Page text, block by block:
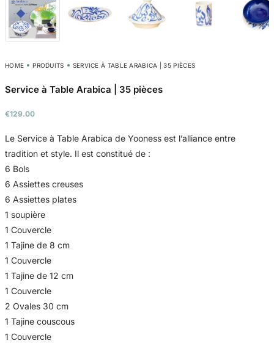
HOME PRODUITS SERVICE À TABLE ARABICA | 35 PIÈCES
Service à Table Arabica | 35 pièces
€129.00
Le Service à Table Arabica de Yooness est l’alliance entre
tradition et style. Il est constitué de :
6 Bols
6 Assiettes creuses
6 Assiettes plates
1 soupière
1 Couvercle
1 Tajine de 8 cm
1 Couvercle
1 Tajine de 12 cm
1 Couvercle
2 Ovales 30 cm
1 Tajine couscous
1 Couvercle